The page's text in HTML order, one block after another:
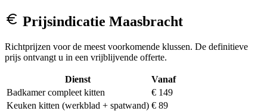
Prijsindicatie Maasbracht
Richtprijzen voor de meest voorkomende klussen. De definitieve
prijs ontvangt u in een vrijblijvende offerte.
Dienst
Vanaf
Badkamer compleet kitten
€ 149
Keuken kitten (werkblad + spatwand) € 89